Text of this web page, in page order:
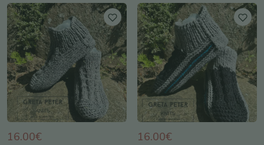
16.00€ 16.00€